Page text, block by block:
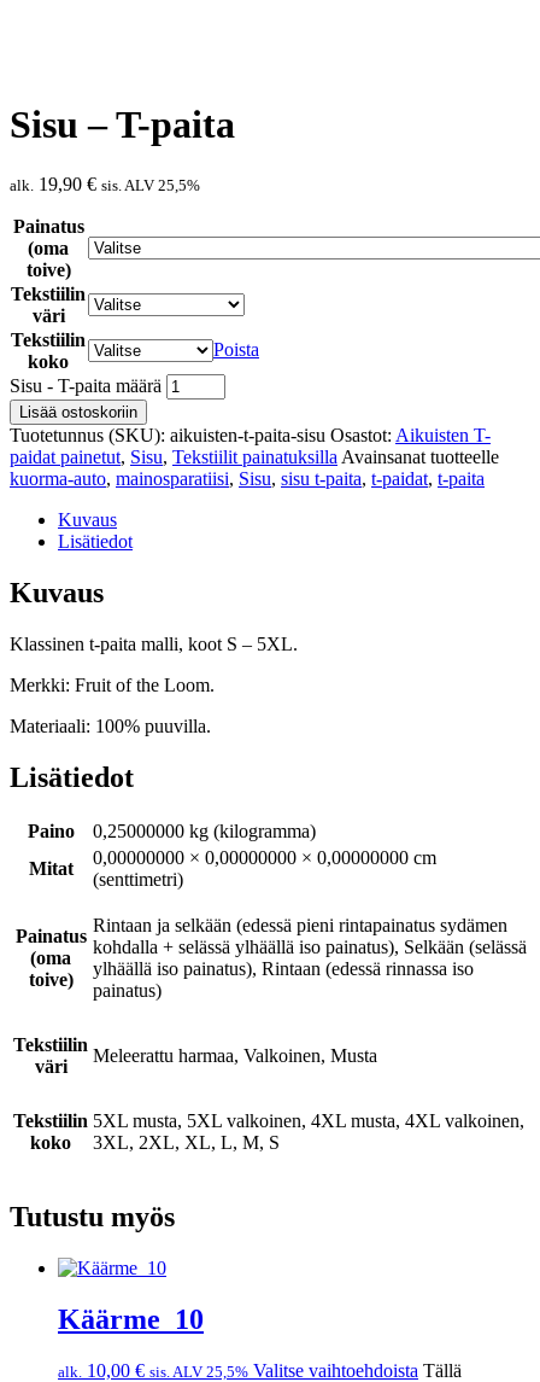
Sisu – T-paita
alk. 19,90 € sis. ALV 25,5%
Painatus
(oma
toive)
Tekstiilin
väri
Tekstiilin
koko
Poista
Sisu - T-paita määrä
Lisää ostoskoriin
Tuotetunnus (SKU): aikuisten-t-paita-sisu Osastot: Aikuisten T-
paidat painetut, Sisu, Tekstiilit painatuksilla Avainsanat tuotteelle
kuorma-auto, mainosparatiisi, Sisu, sisu t-paita, t-paidat, t-paita
Kuvaus
Lisätiedot
Kuvaus
Klassinen t-paita malli, koot S – 5XL.
Merkki: Fruit of the Loom.
Materiaali: 100% puuvilla.
Lisätiedot
Paino
0,25000000 kg (kilogramma)
Mitat
0,00000000 × 0,00000000 × 0,00000000 cm
(senttimetri)
Painatus
(oma
toive)
Rintaan ja selkään (edessä pieni rintapainatus sydämen
kohdalla + selässä ylhäällä iso painatus), Selkään (selässä
ylhäällä iso painatus), Rintaan (edessä rinnassa iso
painatus)
Tekstiilin
väri
Meleerattu harmaa, Valkoinen, Musta
Tekstiilin
koko
5XL musta, 5XL valkoinen, 4XL musta, 4XL valkoinen,
3XL, 2XL, XL, L, M, S
Tutustu myös
Käärme_10
alk. 10,00 € sis. ALV 25,5% Valitse vaihtoehdoista Tällä